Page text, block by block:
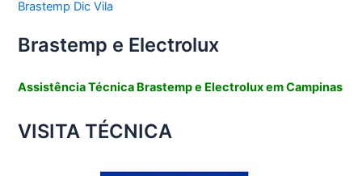
Brastemp Dic Vila
Brastemp e Electrolux
Assistência Técnica Brastemp e Electrolux em Campinas
VISITA TÉCNICA